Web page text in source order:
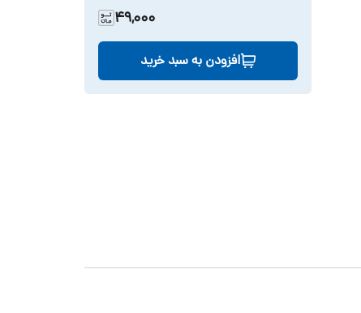
49,000
افزودن به سبد خرید